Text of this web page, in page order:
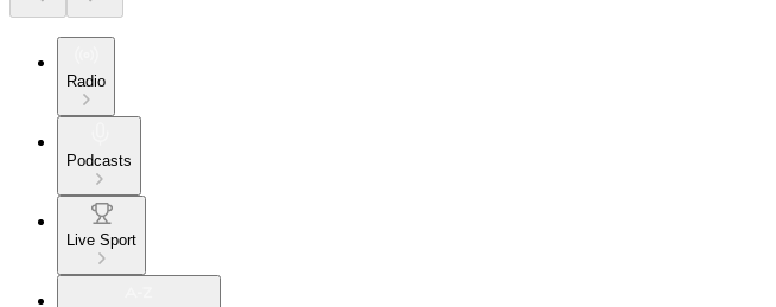
Radio
Podcasts
Live Sport